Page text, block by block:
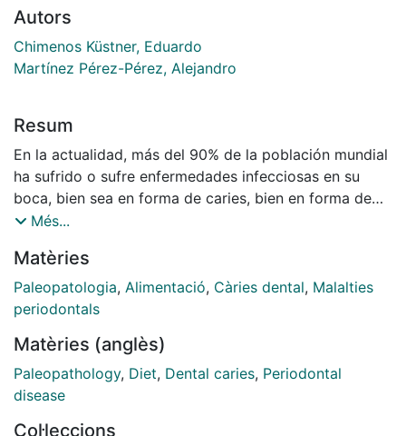
Autors
Chimenos Küstner, Eduardo
Martínez Pérez-Pérez, Alejandro
Resum
En la actualidad, más del 90% de la población mundial
ha sufrido o sufre enfermedades infecciosas en su
boca, bien sea en forma de caries, bien en forma de
enfermedad periodontal. Nos parece, pues, importante
enfermedades, conocer mejor cuál ha sido su
evolución en la historia de la humanidad y cómo se ha
relacionado con el cambio de los hábitos alimentarios.
Més...
Matèries
Paleopatologia, Alimentació, Càries dental, Malalties
periodontals
Matèries (anglès)
Paleopathology, Diet, Dental caries, Periodontal
disease
Col·leccions